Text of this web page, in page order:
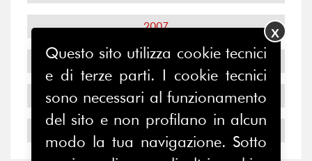
2007
2006
2005
2004
Questo sito utilizza cookie tecnici
e di terze parti. I cookie tecnici
sono necessari al funzionamento
del sito e non profilano in alcun
modo la tua navigazione. Sotto
X